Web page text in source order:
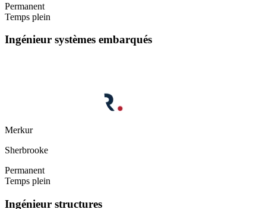
Permanent
Temps plein
Ingénieur systèmes embarqués
Merkur
Sherbrooke
Permanent
Temps plein
Ingénieur structures